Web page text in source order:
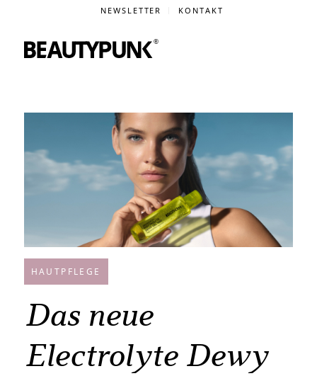
NEWSLETTER KONTAKT
HAUTPFLEGE
Das neue
Electrolyte Dewy